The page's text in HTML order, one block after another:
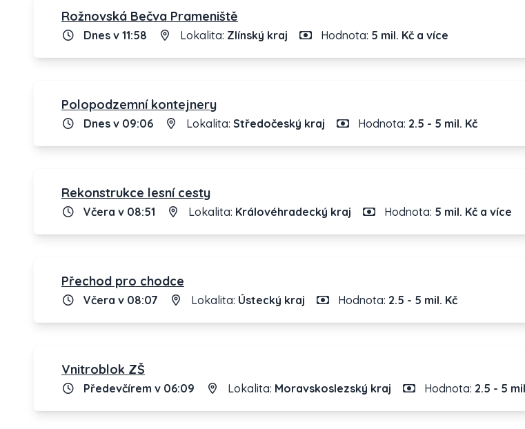
Rožnovská Bečva Prameniště
Dnes v 11:58 Lokalita: Zlínský kraj Hodnota: 5 mil. Kč a více
Polopodzemní kontejnery
Dnes v 09:06 Lokalita: Středočeský kraj Hodnota: 2.5 - 5 mil. Kč
Rekonstrukce lesní cesty
Včera v 08:51 Lokalita: Královéhradecký kraj Hodnota: 5 mil. Kč a více
Přechod pro chodce
Včera v 08:07 Lokalita: Ústecký kraj Hodnota: 2.5 - 5 mil. Kč
Vnitroblok ZŠ
Předevčírem v 06:09 Lokalita: Moravskoslezský kraj Hodnota: 2.5 - 5